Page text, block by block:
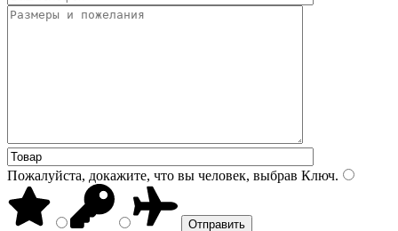
Пожалуйста, докажите, что вы человек, выбрав Ключ.